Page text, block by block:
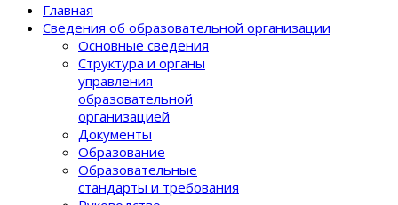
Главная
Сведения об образовательной организации
Основные сведения
Структура и органы
управления
образовательной
организацией
Документы
Образование
Образовательные
стандарты и требования